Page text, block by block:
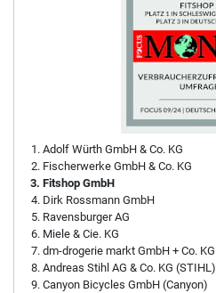
Adolf Würth GmbH & Co. KG
Fischerwerke GmbH & Co. KG
Fitshop GmbH
Dirk Rossmann GmbH
Ravensburger AG
Miele & Cie. KG
dm-drogerie markt GmbH + Co. KG
Andreas Stihl AG & Co. KG (STIHL)
Canyon Bicycles GmbH (Canyon)